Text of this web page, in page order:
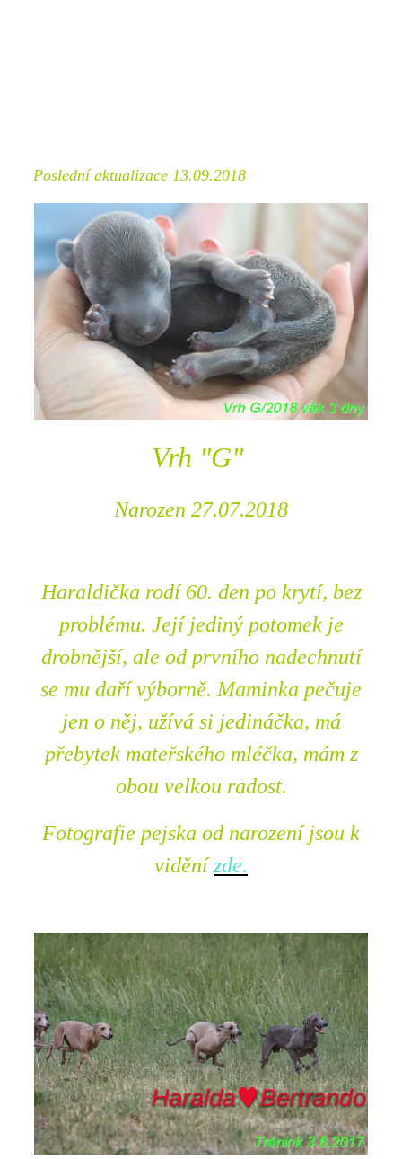
Poslední aktualizace 13.09.2018
Vrh "G"
Narozen 27.07.2018
Haraldička rodí 60. den po krytí, bez
problému. Její jediný potomek je
drobnější, ale od prvního nadechnutí
se mu daří výborně. Maminka pečuje
jen o něj, užívá si jedináčka, má
přebytek mateřského mléčka, mám z
obou velkou radost.
Fotografie pejska od narození jsou k
vidění zde.